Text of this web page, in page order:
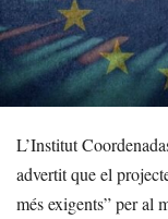
L’Institut
advertit que el
més exigents” per al